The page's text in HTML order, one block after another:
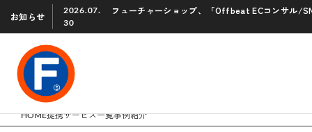
お知らせ
2026.07.
30
フューチャーショップ、「Offbeat ECコンサル/
HOME提携サービス一覧事例紹介